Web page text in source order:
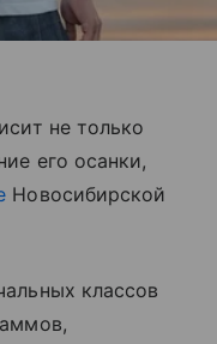
не только
его осанки,
Новосибирской
классов